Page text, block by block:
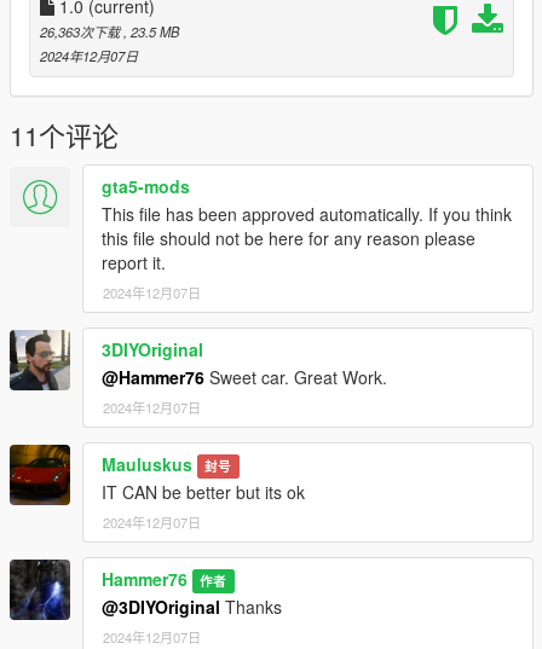
to the dlclist and save then exit.
SPAWN: avant
1.0 (current)
26,363次下载 , 23.5 MB
2024年12月07日
11个评论
gta5-mods
This file has been approved automatically. If you think
this file should not be here for any reason please
report it.
2024年12月07日
3DIYOriginal
@Hammer76 Sweet car. Great Work.
2024年12月07日
Mauluskus 封号
IT CAN be better but its ok
2024年12月07日
Hammer76 作者
@3DIYOriginal Thanks
2024年12月07日